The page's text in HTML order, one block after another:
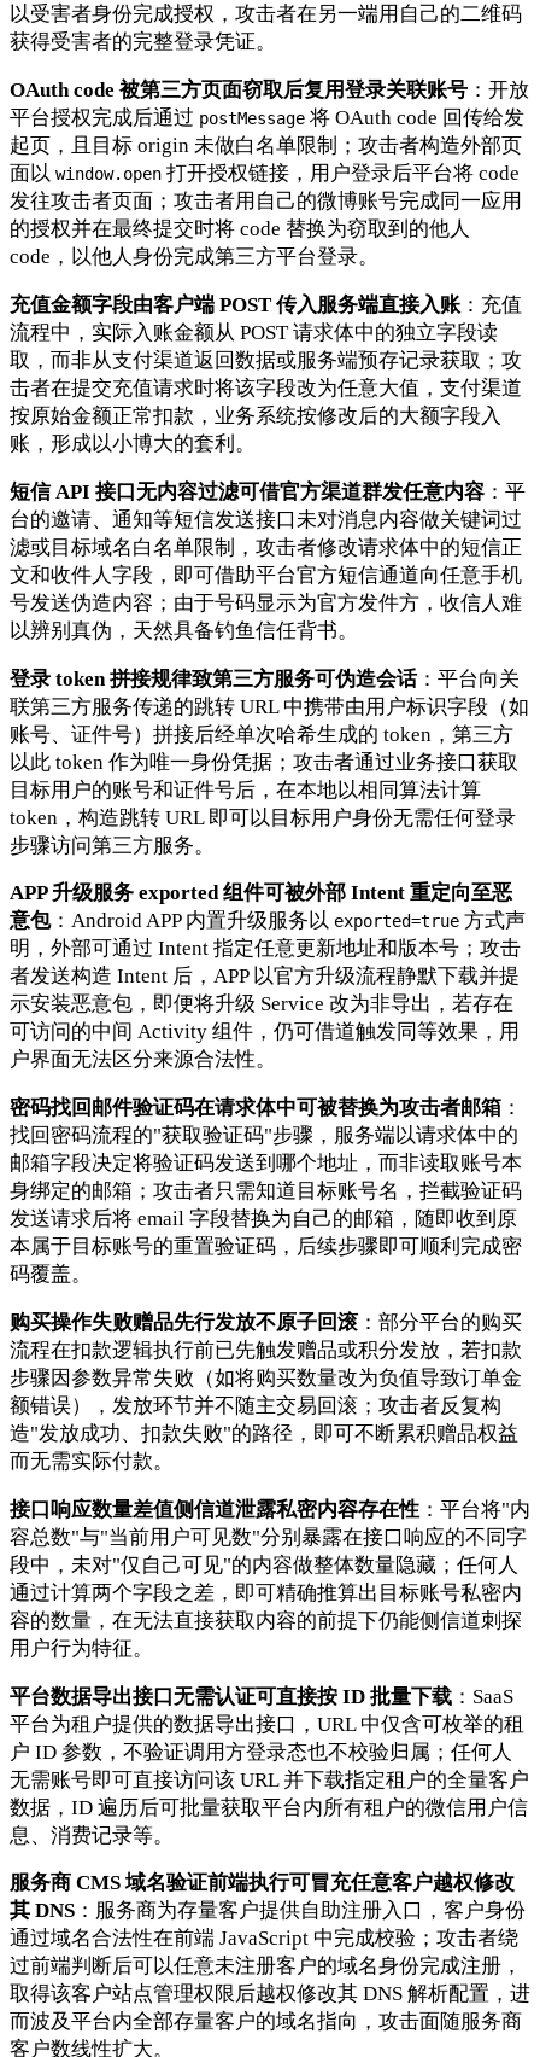
以受害者身份完成授权，攻击者在另一端用自己的二维码
获得受害者的完整登录凭证。
OAuth code 被第三方页面窃取后复用登录关联账号 ：开放
平台授权完成后通过 postMessage 将 OAuth code 回传给发
起页，且目标 origin 未做白名单限制；攻击者构造外部页
面以 window.open 打开授权链接，用户登录后平台将 code
发往攻击者页面；攻击者用自己的微博账号完成同一应用
的授权并在最终提交时将 code 替换为窃取到的他人
code，以他人身份完成第三方平台登录。
充值金额字段由客户端 POST 传入服务端直接入账 ：充值
流程中，实际入账金额从 POST 请求体中的独立字段读
取，而非从支付渠道返回数据或服务端预存记录获取；攻
击者在提交充值请求时将该字段改为任意大值，支付渠道
按原始金额正常扣款，业务系统按修改后的大额字段入
账，形成以小博大的套利。
短信 API 接口无内容过滤可借官方渠道群发任意内容 ：平
台的邀请、通知等短信发送接口未对消息内容做关键词过
滤或目标域名白名单限制，攻击者修改请求体中的短信正
文和收件人字段，即可借助平台官方短信通道向任意手机
号发送伪造内容；由于号码显示为官方发件方，收信人难
以辨别真伪，天然具备钓鱼信任背书。
登录 token 拼接规律致第三方服务可伪造会话：平台向关
联第三方服务传递的跳转 URL 中携带由用户标识字段（如
账号、证件号）拼接后经单次哈希生成的 token，第三方
以此 token 作为唯一身份凭据；攻击者通过业务接口获取
目标用户的账号和证件号后，在本地以相同算法计算
token，构造跳转 URL 即可以目标用户身份无需任何登录
步骤访问第三方服务。
APP 升级服务 exported 组件可被外部 Intent 重定向至恶
意包：Android APP 内置升级服务以 exported=true 方式声
明，外部可通过 Intent 指定任意更新地址和版本号；攻击
者发送构造 Intent 后，APP 以官方升级流程静默下载并提
示安装恶意包，即便将升级 Service 改为非导出，若存在
可访问的中间 Activity 组件，仍可借道触发同等效果，用
户界面无法区分来源合法性。
密码找回邮件验证码在请求体中可被替换为攻击者邮箱 ：
找回密码流程的"获取验证码"步骤，服务端以请求体中的
邮箱字段决定将验证码发送到哪个地址，而非读取账号本
身绑定的邮箱；攻击者只需知道目标账号名，拦截验证码
发送请求后将 email 字段替换为自己的邮箱，随即收到原
本属于目标账号的重置验证码，后续步骤即可顺利完成密
码覆盖。
购买操作失败赠品先行发放不原子回滚：部分平台的购买
流程在扣款逻辑执行前已先触发赠品或积分发放，若扣款
步骤因参数异常失败（如将购买数量改为负值导致订单金
额错误），发放环节并不随主交易回滚；攻击者反复构
造"发放成功、扣款失败"的路径，即可不断累积赠品权益
而无需实际付款。
接口响应数量差值侧信道泄露私密内容存在性 ：平台将"内
容总数"与"当前用户可见数"分别暴露在接口响应的不同字
段中，未对"仅自己可见"的内容做整体数量隐藏；任何人
通过计算两个字段之差，即可精确推算出目标账号私密内
容的数量，在无法直接获取内容的前提下仍能侧信道刺探
用户行为特征。
平台数据导出接口无需认证可直接按 ID 批量下载 ：SaaS
平台为租户提供的数据导出接口，URL 中仅含可枚举的租
户 ID 参数，不验证调用方登录态也不校验归属；任何人
无需账号即可直接访问该 URL 并下载指定租户的全量客户
数据，ID 遍历后可批量获取平台内所有租户的微信用户信
息、消费记录等。
服务商 CMS 域名验证前端执行可冒充任意客户越权修改
其 DNS ：服务商为存量客户提供自助注册入口，客户身份
通过域名合法性在前端 JavaScript 中完成校验；攻击者绕
过前端判断后可以任意未注册客户的域名身份完成注册，
取得该客户站点管理权限后越权修改其 DNS 解析配置，进
而波及平台内全部存量客户的域名指向，攻击面随服务商
客户数线性扩大。